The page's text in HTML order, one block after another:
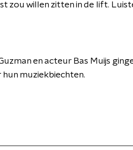
zou willen zitten in de lift.
en acteur Bas Muijs
hun muziekbiechten.